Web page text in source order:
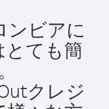
ンビアに
とても簡
クレジ